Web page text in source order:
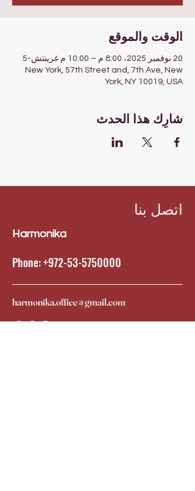
الوقت والموقع
20 نوفمبر 2025، 8:00 م – 10:00 م غرينتش-5
New York, 57th Street and, 7th Ave, New
York, NY 10019, USA
شارِك هذا الحدث
اتصل بنا
Harmonika
Phone:+972-53-5750000
harmonika.office@gmail.com